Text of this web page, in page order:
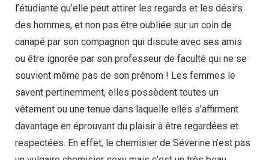
l’étudiante qu’elle peut attirer les regards et les désirs
des hommes, et non pas être oubliée sur un coin de
canapé par son compagnon qui discute avec ses amis
ou être ignorée par son professeur de faculté qui ne se
souvient même pas de son prénom ! Les femmes le
savent pertinemment, elles possèdent toutes un
vêtement ou une tenue dans laquelle elles s’affirment
davantage en éprouvant du plaisir à être regardées et
respectées. En effet, le chemisier de Séverine n’est pas